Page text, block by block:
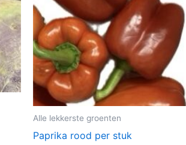
Alle lekkerste groenten
Paprika rood per stuk